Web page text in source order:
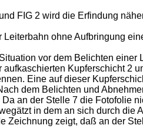
FIG 2 wird die Er­findung
ohne Aufbringung
vor dem Belichten
Kupferschicht 2
Eine auf dieser
dem Belichten und
an der Stelle 7 die Fotofolie
in dem an sich durch
Zeichnung zeigt, daß an der